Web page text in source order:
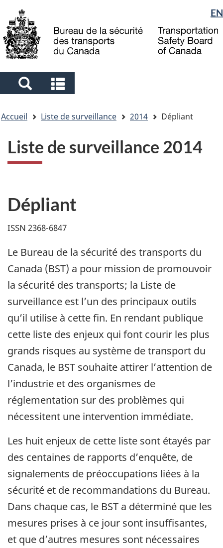
to
main
to
"About
government"
à
la
Sélection
de
la
langue
EN
Search
and
menus
and
menus
êtes
ici
Accueil Liste de surveillance 2014 Dépliant
Liste de surveillance 2014
Dépliant
ISSN 2368-6847
Le Bureau de la sécurité des transports du
Canada (BST) a pour mission de promouvoir
la sécurité des transports; la Liste de
surveillance est l’un des principaux outils
qu’il utilise à cette fin. En rendant publique
cette liste des enjeux qui font courir les plus
grands risques au système de transport du
Canada, le BST souhaite attirer l’attention de
l’industrie et des organismes de
réglementation sur des problèmes qui
nécessitent une intervention immédiate.
Les huit enjeux de cette liste sont étayés par
des centaines de rapports d’enquête, de
signalements de préoccupations liées à la
sécurité et de recommandations du Bureau.
Dans chaque cas, le BST a déterminé que les
mesures prises à ce jour sont insuffisantes,
et que d’autres mesures sont nécessaires